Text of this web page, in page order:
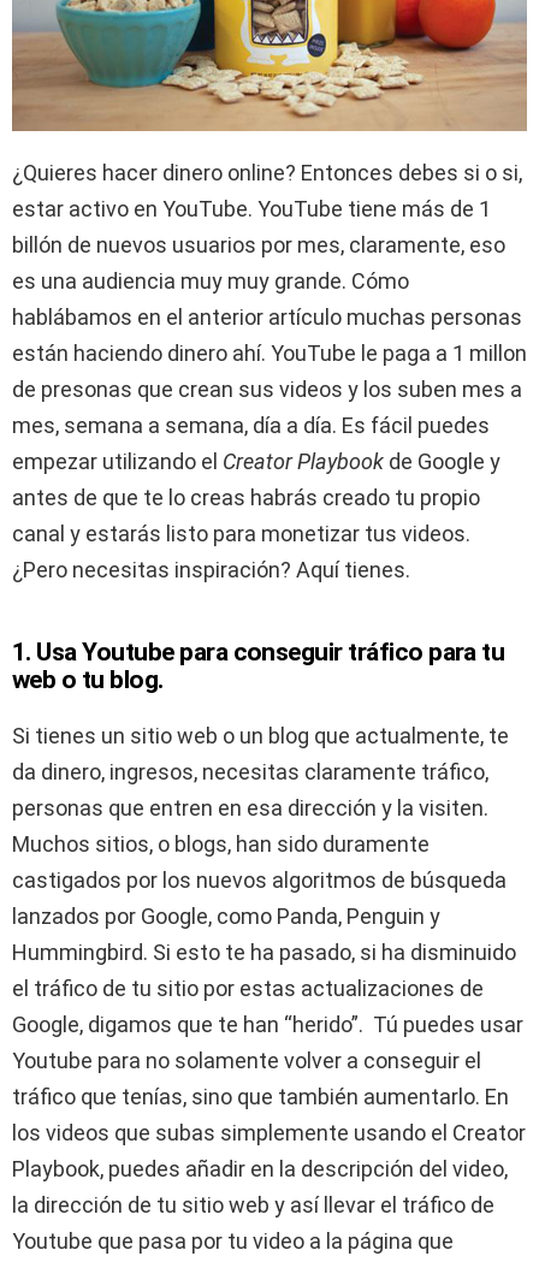
¿Quieres hacer dinero online? Entonces debes si o si,
estar activo en YouTube. YouTube tiene más de 1
billón de nuevos usuarios por mes, claramente, eso
es una audiencia muy muy grande. Cómo
hablábamos en el anterior artículo muchas personas
están haciendo dinero ahí. YouTube le paga a 1 millon
de presonas que crean sus videos y los suben mes a
mes, semana a semana, día a día. Es fácil puedes
empezar utilizando el Creator Playbook de Google y
antes de que te lo creas habrás creado tu propio
canal y estarás listo para monetizar tus videos.
¿Pero necesitas inspiración? Aquí tienes.
1. Usa Youtube para conseguir tráfico para tu
web o tu blog.
Si tienes un sitio web o un blog que actualmente, te
da dinero, ingresos, necesitas claramente tráfico,
personas que entren en esa dirección y la visiten.
Muchos sitios, o blogs, han sido duramente
castigados por los nuevos algoritmos de búsqueda
lanzados por Google, como Panda, Penguin y
Hummingbird. Si esto te ha pasado, si ha disminuido
el tráfico de tu sitio por estas actualizaciones de
Google, digamos que te han “herido”. Tú puedes usar
Youtube para no solamente volver a conseguir el
tráfico que tenías, sino que también aumentarlo. En
los videos que subas simplemente usando el Creator
Playbook, puedes añadir en la descripción del video,
la dirección de tu sitio web y así llevar el tráfico de
Youtube que pasa por tu video a la página que